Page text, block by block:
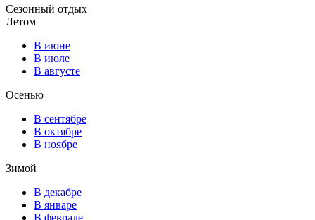
Сезонный отдых
Летом
В июне
В июле
В августе
Осенью
В сентябре
В октябре
В ноябре
Зимой
В декабре
В январе
В феврале